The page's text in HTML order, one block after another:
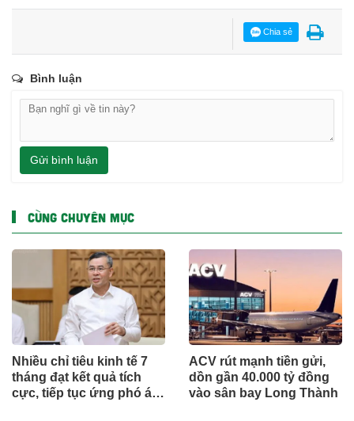
Chia sẻ
Bình luận
Gửi bình luận
CÙNG CHUYÊN MỤC
Nhiều chỉ tiêu kinh tế 7
tháng đạt kết quả tích
cực, tiếp tục ứng phó áp
ACV rút mạnh tiền gửi,
dồn gần 40.000 tỷ đồng
vào sân bay Long Thành